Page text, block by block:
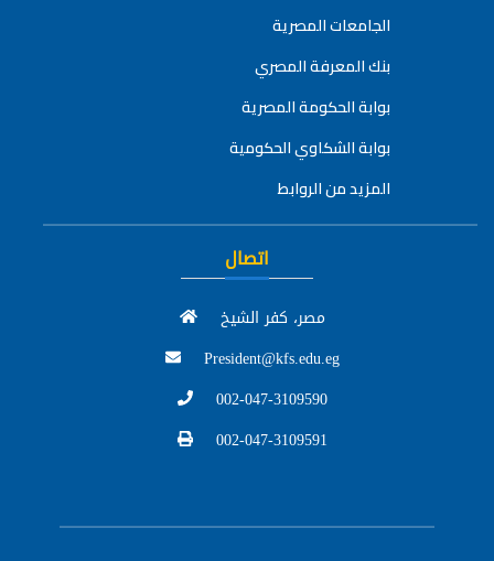
الجامعات المصرية
بنك المعرفة المصري
بوابة الحكومة المصرية
بوابة الشكاوي الحكومية
المزيد من الروابط
اتصال
مصر، كفر الشيخ
President@kfs.edu.eg
002-047-3109590
002-047-3109591